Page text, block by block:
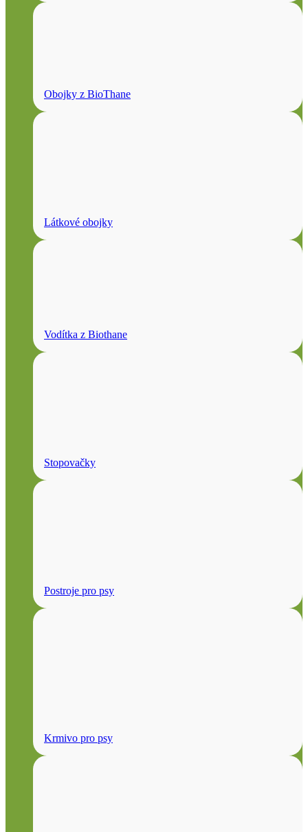
Obojky z BioThane
Látkové obojky
Vodítka z Biothane
Stopovačky
Postroje pro psy
Krmivo pro psy